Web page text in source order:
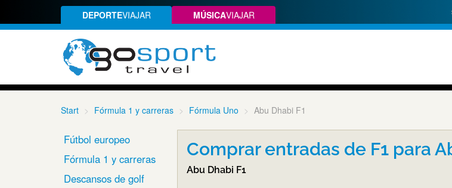
DEPORTEVIAJAR MÚSICAVIAJAR
Start Fórmula 1 y carreras Fórmula Uno Abu Dhabi F1
Fútbol europeo
Fórmula 1 y carreras
Descansos de golf
Comprar entradas de F1 para
Abu Dhabi F1